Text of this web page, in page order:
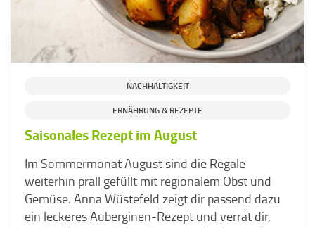
NACHHALTIGKEIT
ERNÄHRUNG & REZEPTE
Saisonales Rezept im August
Im Sommermonat August sind die Regale
weiterhin prall gefüllt mit regionalem Obst und
Gemüse. Anna Wüstefeld zeigt dir passend dazu
ein leckeres Auberginen-Rezept und verrät dir,